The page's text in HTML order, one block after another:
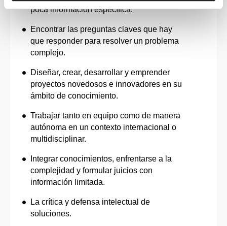
poca información específica.
Encontrar las preguntas claves que hay
que responder para resolver un problema
complejo.
Diseñar, crear, desarrollar y emprender
proyectos novedosos e innovadores en su
ámbito de conocimiento.
Trabajar tanto en equipo como de manera
autónoma en un contexto internacional o
multidisciplinar.
Integrar conocimientos, enfrentarse a la
complejidad y formular juicios con
información limitada.
La crítica y defensa intelectual de
soluciones.